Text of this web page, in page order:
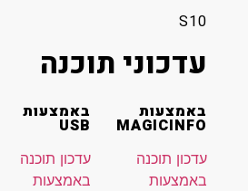
עדכוני תוכנה
באמצעות
MAGICINFO
עדכון תוכנה
באמצעות
באמצעות
USB
עדכון תוכנה
באמצעות
איך